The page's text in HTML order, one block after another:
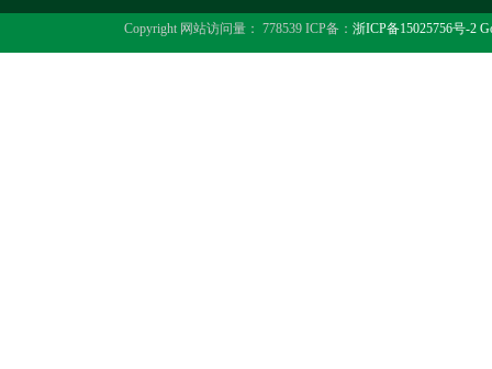
Copyright 网站访问量： 778539 ICP备： 浙ICP备15025756号-2